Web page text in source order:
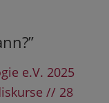
e.V. 2025
// 28